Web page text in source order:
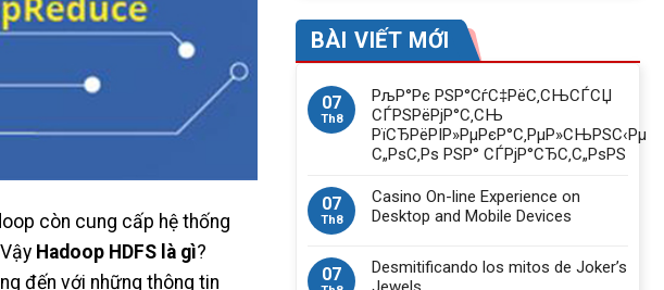
còn cung cấp hệ thống
Hadoop HDFS là gì?
đến với những thông tin
BÀI VIẾT MỚI
07
Th8
РљР°Рє РЅР°СѓС‡РёС‚СЊСЃСЏ
СЃРЅРёРјР°С‚СЊ
РїСЂРёРІР»РµРєР°С‚РµР»СЊРЅС‹Рµ
С„РѕС‚Рѕ РЅР° СЃРјР°СЂС‚С„РѕРЅ
07
Th8
Casino On-line Experience on
Desktop and Mobile Devices
07
Desmitificando los mitos de Joker’s